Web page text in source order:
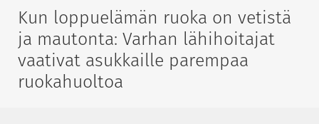
Kun loppuelämän ruoka on vetistä
ja mautonta: Varhan lähihoitajat
vaativat asukkaille parempaa
ruokahuoltoa